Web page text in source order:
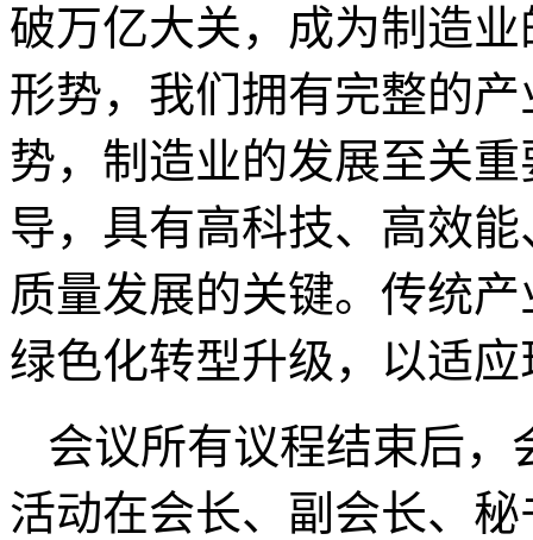
破万亿大关，成为制造
形势，我们拥有完整的
势，制造业的发展至关
导，具有高科技、高效
质量发展的关键。传统
绿色化转型升级，以适
会议所有议程结束后
活动在会长、副会长、